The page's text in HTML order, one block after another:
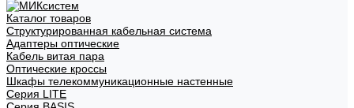
Каталог товаров
Структурированная кабельная система
Адаптеры оптические
Кабель витая пара
Оптические кроссы
Шкафы телекоммуникационные настенные
Cерия LITE